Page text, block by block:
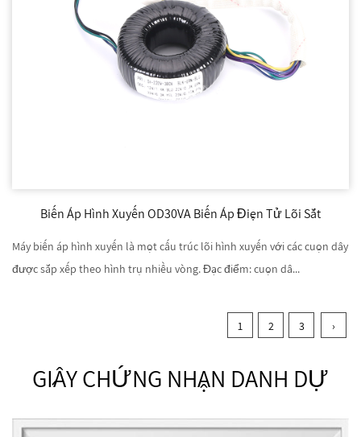
Biến Áp Hình Xuyến OD30VA Biến Áp Điện Tử Lõi Sắt
Máy biến áp hình xuyến là một cấu trúc lõi hình xuyến với các cuộn dây
được sắp xếp theo hình trụ nhiều vòng. Đặc điểm: cuộn dâ...
1 2 3 ›
GIẤY CHỨNG NHẬN DANH DỰ